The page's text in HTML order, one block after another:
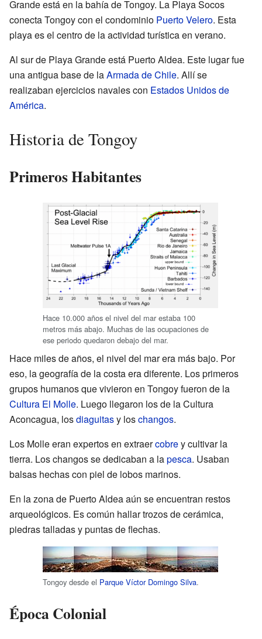
Grande está en la bahía de Tongoy. La Playa Socos
conecta Tongoy con el condominio Puerto Velero. Esta
playa es el centro de la actividad turística en verano.
Al sur de Playa Grande está Puerto Aldea. Este lugar fue
una antigua base de laArmada de Chile. Allí se
realizaban ejercicios navales con Estados Unidos de
América.
Historia de Tongoy
Primeros Habitantes
Hace 10.000 años el nivel del mar estaba 100
metros más abajo. Muchas de las ocupaciones de
ese periodo quedaron debajo del mar.
Hace miles de años, el nivel del mar era más bajo. Por
eso, la geografía de la costa era diferente. Los primeros
grupos humanos que vivieron en Tongoy fueron de la
Cultura El Molle. Luego llegaron los de la Cultura
Aconcagua, losdiaguitasy loschangos.
Los Molle eran expertos en extraercobrey cultivar la
tierra. Los changos se dedicaban a lapesca. Usaban
balsas hechas con piel de lobos marinos.
En la zona de Puerto Aldea aún se encuentran restos
arqueológicos. Es común hallar trozos de cerámica,
piedras talladas y puntas de flechas.
Tongoy desde el Parque Víctor Domingo Silva.
Época Colonial